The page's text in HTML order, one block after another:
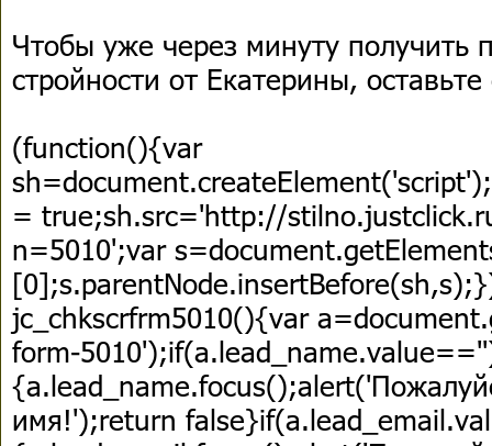
Чтобы уже через минуту
стройности от Екатерины,
(function(){var
= true;sh.src='http://
n=5010';var
jc_chkscrfrm5010(){var
form-
имя!');return